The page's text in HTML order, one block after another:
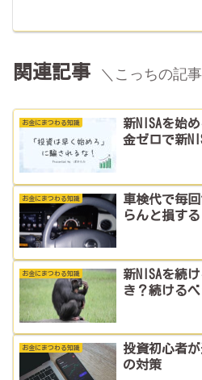
関連記事 ＼こっちの記
お金にまつわる知識
新NISAを始
金ゼロで新
お金にまつわる知識
車検代で毎
らんと損す
お金にまつわる知識
新NISAを続
き？続ける
お金にまつわる知識
投資初心者
の対策